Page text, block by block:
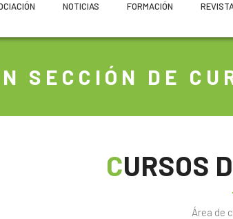
NOTICIAS FORMACIÓN
SECCIÓN DE
CURSOS
Área de